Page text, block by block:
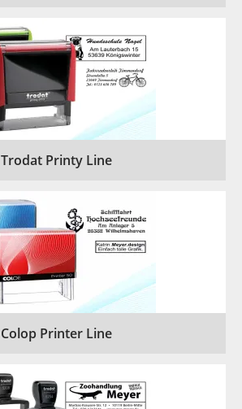
Trodat Printy Line
Colop Printer Line